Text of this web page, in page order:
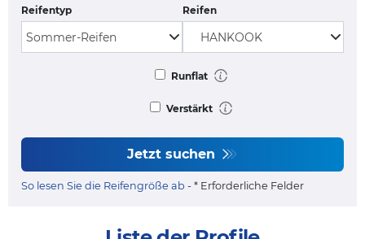
Reifentyp Reifen
Runflat
Verstärkt
Jetzt suchen
So lesen Sie die Reifengröße ab - * Erforderliche Felder